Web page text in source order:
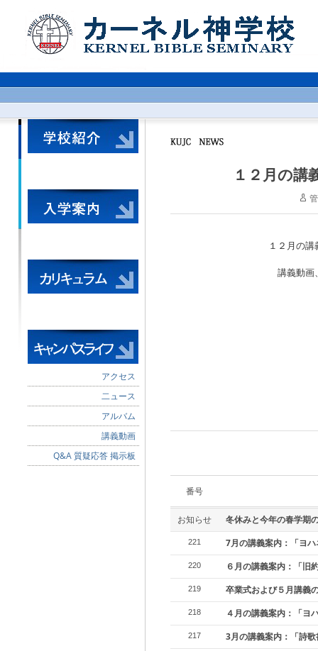
アクセス
二ュース
アルバム
講義動画
Q&A 質疑応答 掲示板
１２月の講
１２月の
講義動画
番号
お知らせ 冬休みと今年の春学期
221 7月の講義案内：「ヨ
220 ６月の講義案内：「旧
219 卒業式および５月講義
218 ４月の講義案内：「ヨ
217 3月の講義案内：「詩